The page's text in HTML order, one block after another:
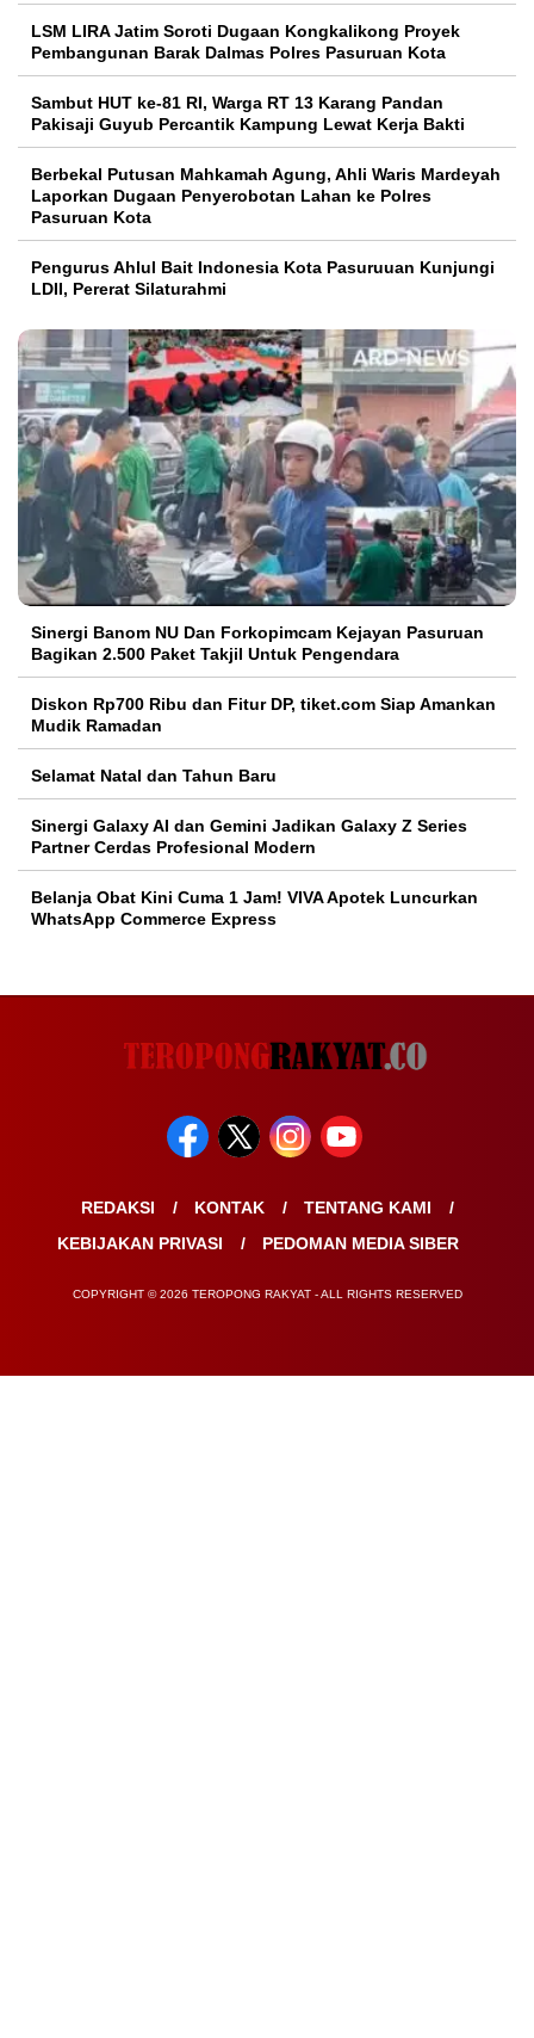
LSM LIRA Jatim Soroti Dugaan Kongkalikong Proyek
Pembangunan Barak Dalmas Polres Pasuruan Kota
Sambut HUT ke-81 RI, Warga RT 13 Karang Pandan
Pakisaji Guyub Percantik Kampung Lewat Kerja Bakti
Berbekal Putusan Mahkamah Agung, Ahli Waris Mardeyah
Laporkan Dugaan Penyerobotan Lahan ke Polres
Pasuruan Kota
Pengurus Ahlul Bait Indonesia Kota Pasuruuan Kunjungi
LDII, Pererat Silaturahmi
Sinergi Banom NU Dan Forkopimcam Kejayan Pasuruan
Bagikan 2.500 Paket Takjil Untuk Pengendara
Diskon Rp700 Ribu dan Fitur DP, tiket.com Siap Amankan
Mudik Ramadan
Selamat Natal dan Tahun Baru
Sinergi Galaxy AI dan Gemini Jadikan Galaxy Z Series
Partner Cerdas Profesional Modern
Belanja Obat Kini Cuma 1 Jam! VIVA Apotek Luncurkan
WhatsApp Commerce Express
REDAKSI KONTAK
TENTANG KAMI
KEBIJAKAN PRIVASI
PEDOMAN MEDIA SIBER
COPYRIGHT © 2026 TEROPONG RAKYAT - ALL RIGHTS RESERVED